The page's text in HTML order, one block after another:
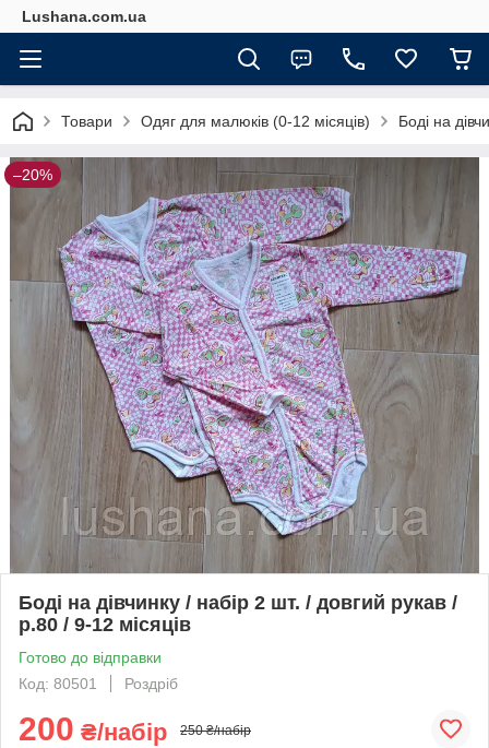
Lushana.com.ua
Товари Одяг для малюків (0-12 місяців) Боді на
–20%
Боді на дівчинку / набір 2 шт. / довгий рукав /
р.80 / 9-12 місяців
Готово до відправки
Код: 80501
Роздріб
200 ₴/набір 250 ₴/набір